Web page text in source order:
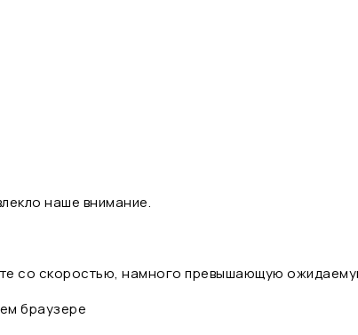
наше внимание.
со скоростью, намного превышающую
браузере